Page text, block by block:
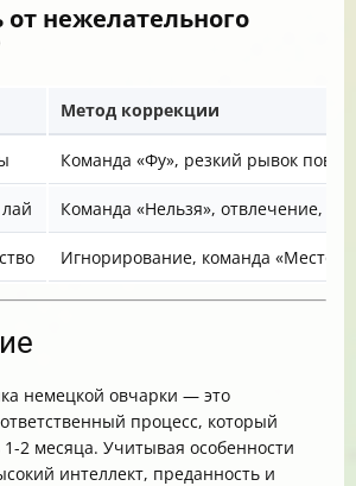
от нежелательного
Метод коррекции
Команда «Фу», резкий рывок
Команда «Нельзя», отвлечение,
Игнорирование, команда
немецкой овчарки — это
процесс, который
2 месяца. Учитывая особенности
интеллект, преданность и